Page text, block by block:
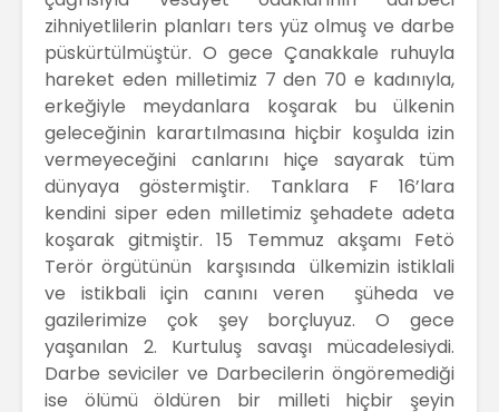
zihniyetlilerin planları ters yüz olmuş ve darbe
püskürtülmüştür. O gece Çanakkale ruhuyla
hareket eden milletimiz 7 den 70 e kadınıyla,
erkeğiyle meydanlara koşarak bu ülkenin
geleceğinin karartılmasına hiçbir koşulda izin
vermeyeceğini canlarını hiçe sayarak tüm
dünyaya göstermiştir. Tanklara F 16’lara
kendini siper eden milletimiz şehadete adeta
koşarak gitmiştir. 15 Temmuz akşamı Fetö
Terör örgütünün karşısında ülkemizin istiklali
ve istikbali için canını veren şüheda ve
gazilerimize çok şey borçluyuz. O gece
yaşanılan 2. Kurtuluş savaşı mücadelesiydi.
Darbe seviciler ve Darbecilerin öngöremediği
ise ölümü öldüren bir milleti hiçbir şeyin